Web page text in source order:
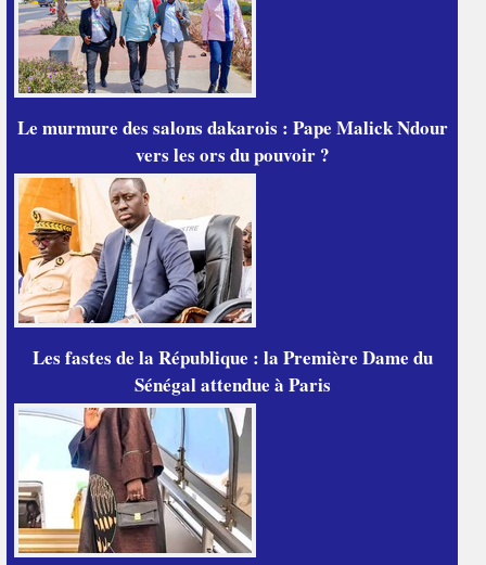
Le murmure des salons dakarois : Pape Malick Ndour
vers les ors du pouvoir ?
Les fastes de la République : la Première Dame du
Sénégal attendue à Paris